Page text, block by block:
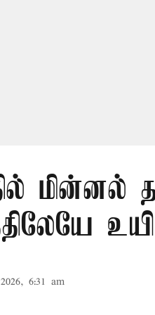
மின்னல்
6:31 am